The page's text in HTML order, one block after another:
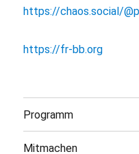
https://chaos.social/
https://fr-bb.org
Programm
Mitmachen